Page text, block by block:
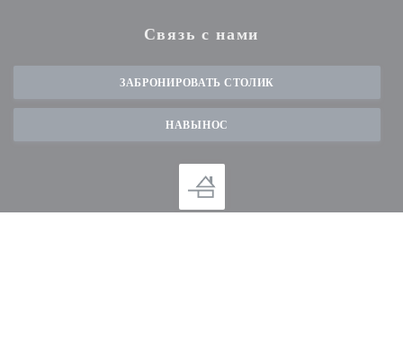
Связь с нами
ЗАБРОНИРОВАТЬ СТОЛИК
НАВЫНОС